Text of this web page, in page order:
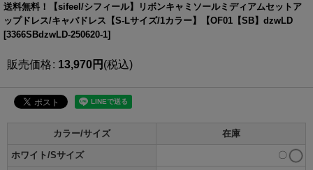
送料無料！【sifeel/シフィール】リボンキャミソールミディアムセットア
ップドレス/キャバドレス【S-Lサイズ/1カラー】【OF01【SB】dzwLD
[3366SBdzwLD-250620-1]
販売価格: 13,970円 (税込)
カラー/サイズ 在庫
ホワイト/Sサイズ 〇